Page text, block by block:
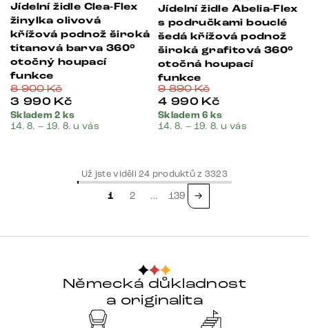
Jídelní židle Clea-Flex
žinylka olivová
křížová podnož široká
titanová barva 360°
otočný houpací
funkce
8 900Kč
3 990 Kč
Skladem 2 ks
14. 8. – 19. 8. u vás
Jídelní židle Abelia-Flex
s područkami bouclé
šedá křížová podnož
široká grafitová 360°
otočná houpací
funkce
9 890Kč
4 990 Kč
Skladem 6 ks
14. 8. – 19. 8. u vás
Už jste viděli24 produktů z 3323
1 2 … 139 →
Německá důkladnost
a originalita